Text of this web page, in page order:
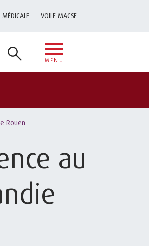
MÉDICALE VOILE MACSF
MENU
Rouen
au